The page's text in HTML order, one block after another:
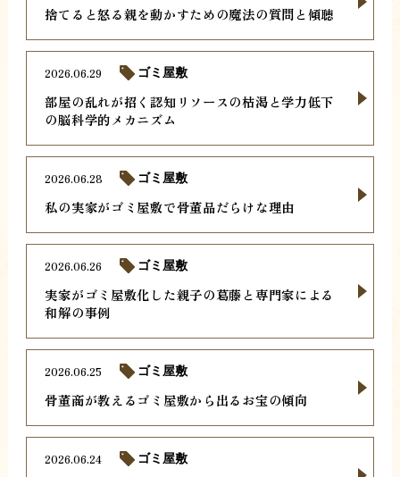
捨てると怒る親を動かすための魔法の質問と傾聴
部屋の乱れが招く認知リソースの枯渇と学力低下
の脳科学的メカニズム
2026.06.29 ゴミ屋敷
私の実家がゴミ屋敷で骨董品だらけな理由
2026.06.28 ゴミ屋敷
実家がゴミ屋敷化した親子の葛藤と専門家による
和解の事例
2026.06.26 ゴミ屋敷
骨董商が教えるゴミ屋敷から出るお宝の傾向
2026.06.25 ゴミ屋敷
2026.06.24 ゴミ屋敷